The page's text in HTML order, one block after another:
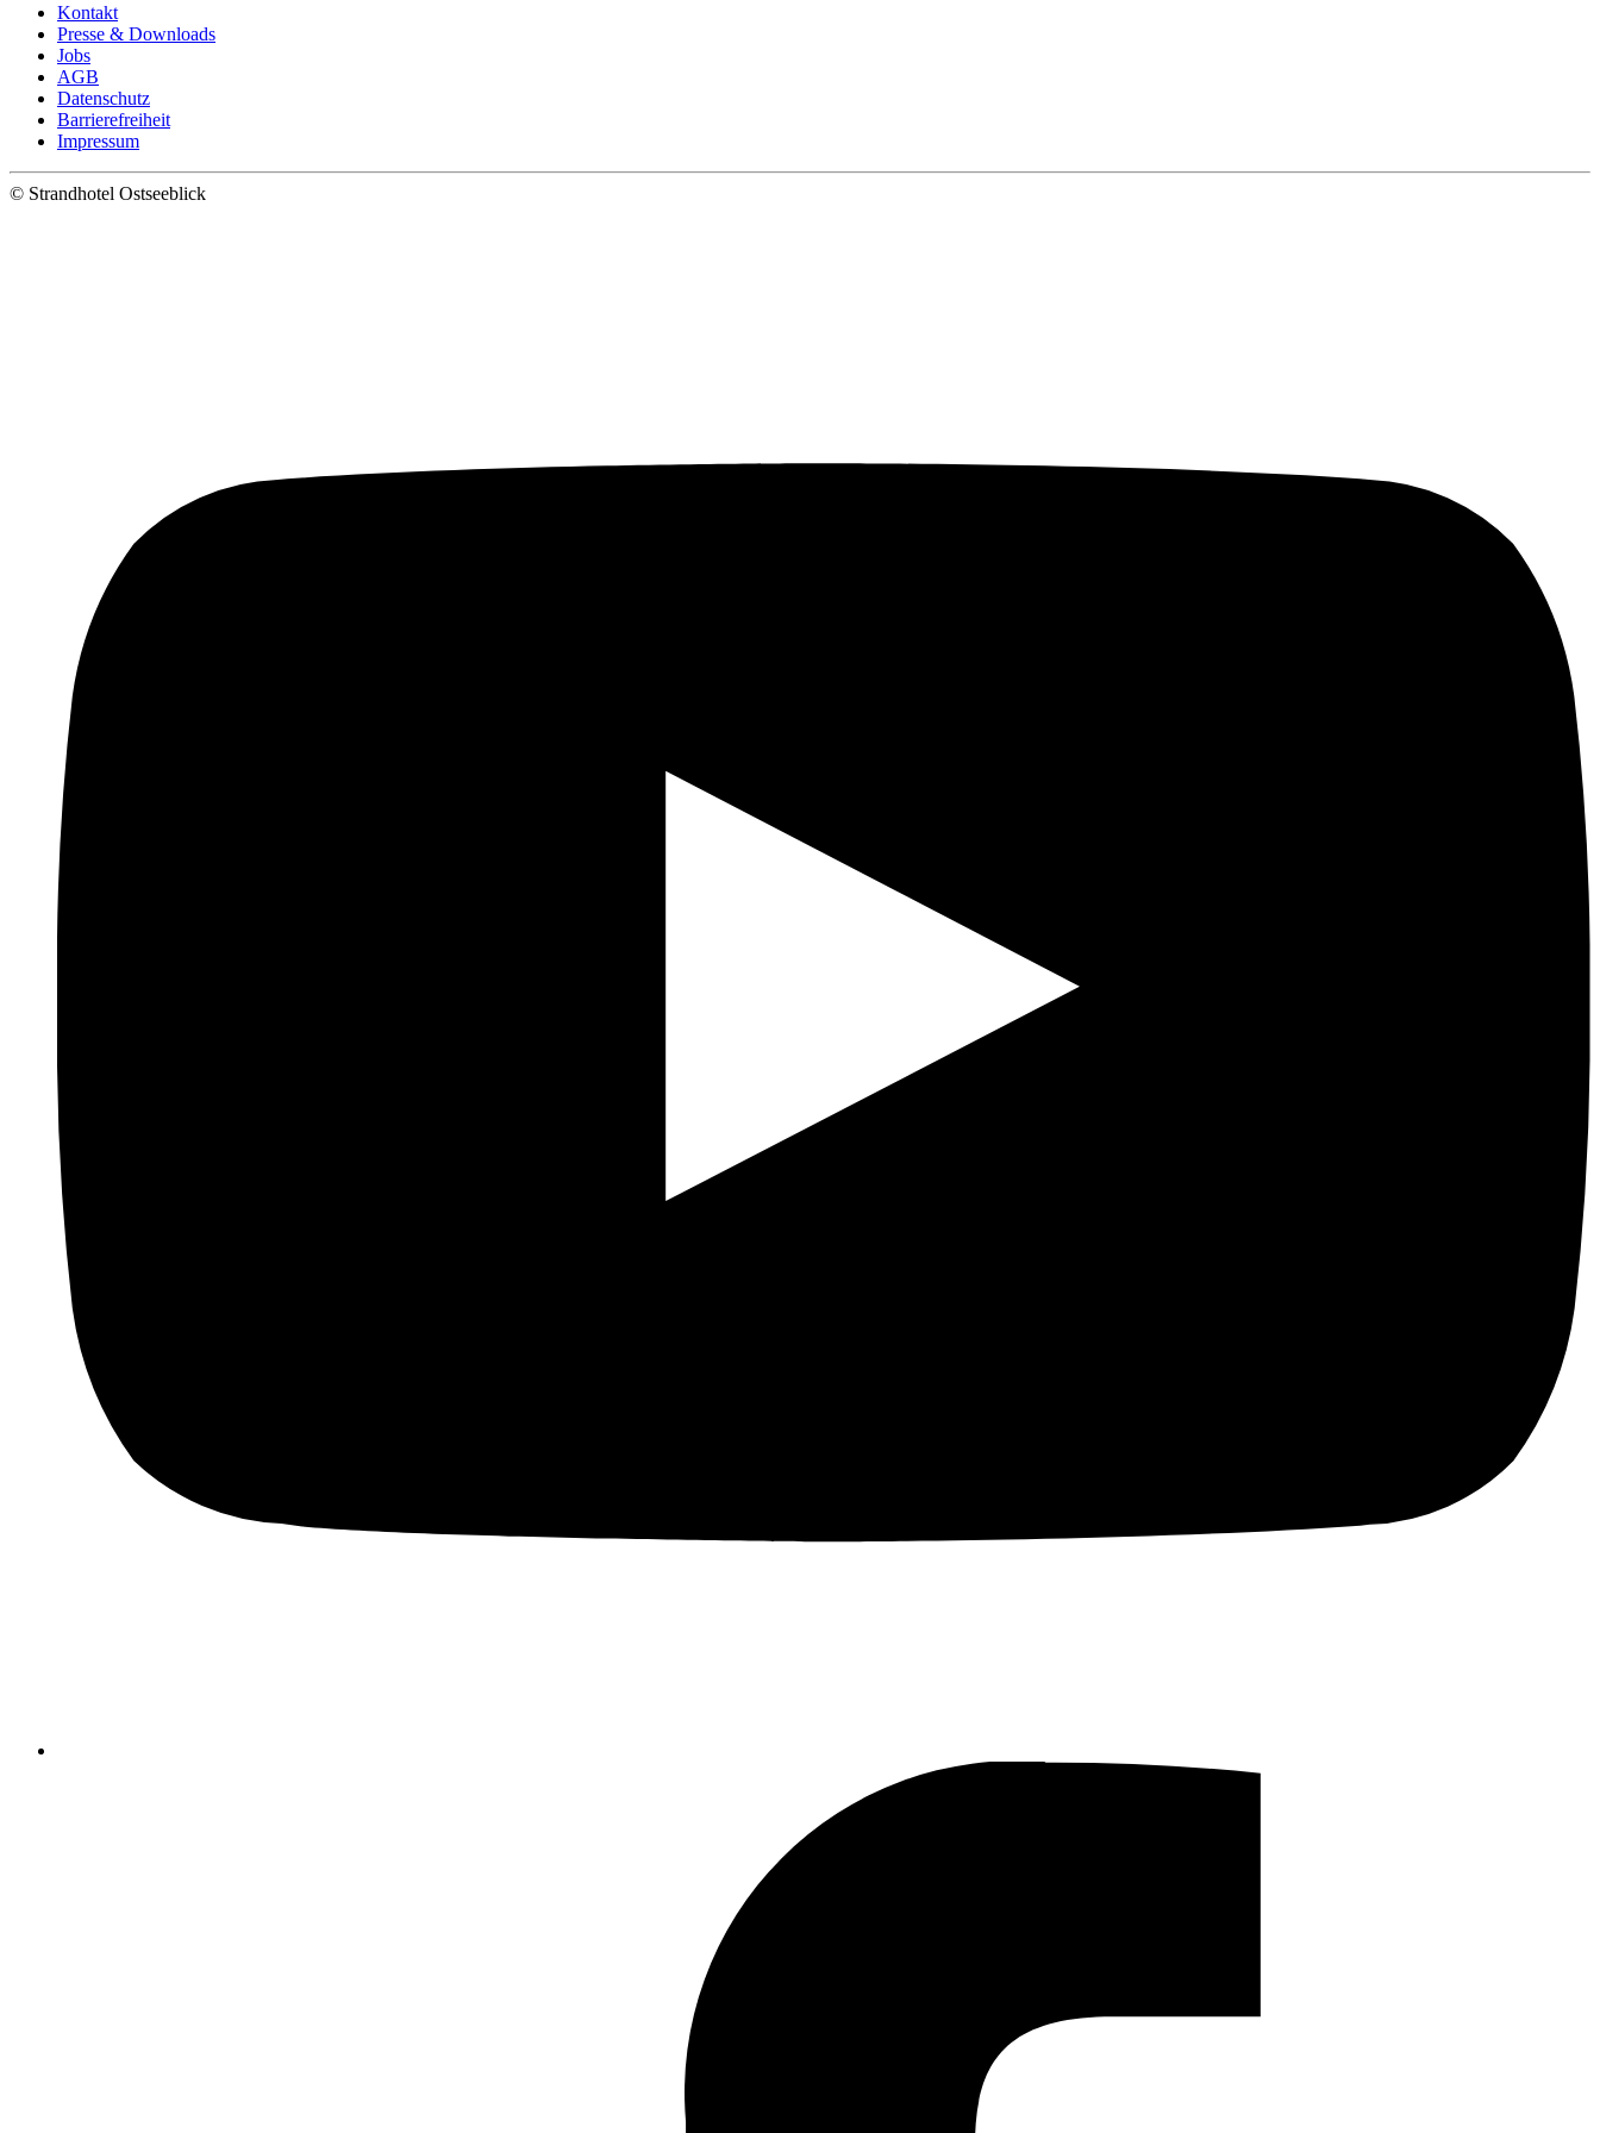
Kontakt
Presse & Downloads
Jobs
AGB
Datenschutz
Barrierefreiheit
Impressum
© Strandhotel Ostseeblick